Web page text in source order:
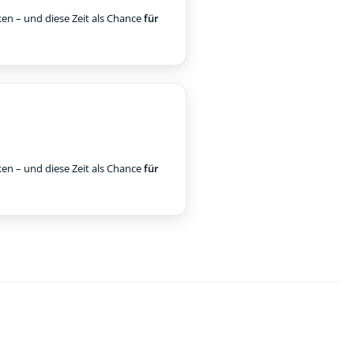
– und diese Zeit als Chancefür
– und diese Zeit als Chancefür